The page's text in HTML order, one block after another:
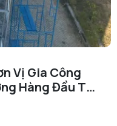
Vị Gia Công
Hàng Đầu Tại